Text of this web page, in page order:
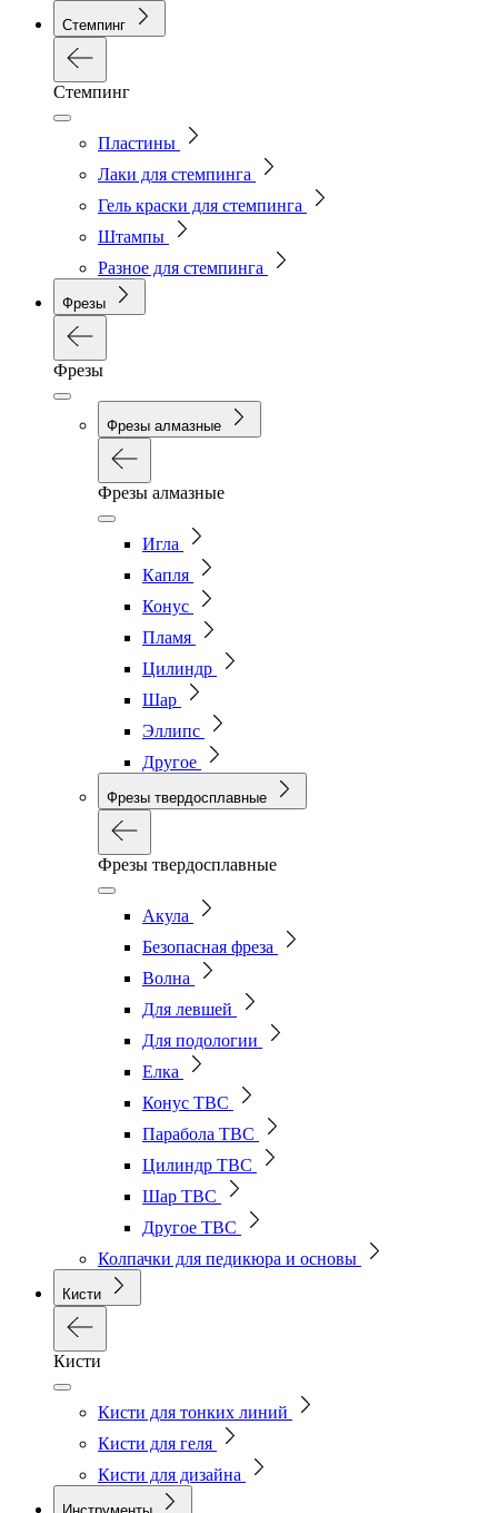
Стемпинг
Стемпинг
Пластины
Лаки для стемпинга
Гель краски для стемпинга
Штампы
Разное для стемпинга
Фрезы
Фрезы
Фрезы алмазные
Фрезы алмазные
Игла
Капля
Конус
Пламя
Цилиндр
Шар
Эллипс
Другое
Фрезы твердосплавные
Фрезы твердосплавные
Акула
Безопасная фреза
Волна
Для левшей
Для подологии
Елка
Конус ТВС
Парабола ТВС
Цилиндр ТВС
Шар ТВС
Другое ТВС
Колпачки для педикюра и основы
Кисти
Кисти
Кисти для тонких линий
Кисти для геля
Кисти для дизайна